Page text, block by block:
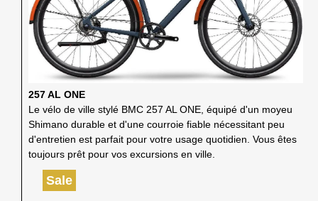
257 AL ONE
Le vélo de ville stylé BMC 257 AL ONE, équipé d'un moyeu
Shimano durable et d'une courroie fiable nécessitant peu
d'entretien est parfait pour votre usage quotidien. Vous êtes
toujours prêt pour vos excursions en ville.
Sale